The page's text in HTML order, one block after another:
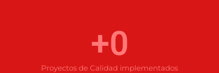
Proyectos de Calidad implementados
+0